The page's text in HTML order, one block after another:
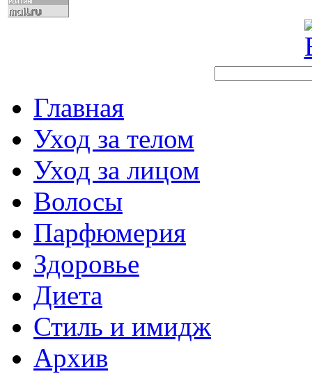
Главная
Уход за телом
Уход за лицом
Волосы
Парфюмерия
Здоровье
Диета
Стиль и имидж
Архив